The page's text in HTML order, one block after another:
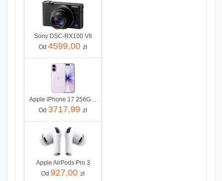
Sony DSC-RX100 VII
Od 4599,00 zł
Apple iPhone 17 256GB Lawenda
Od 3717,99 zł
Apple AirPods Pro 3
Od 927,00 zł